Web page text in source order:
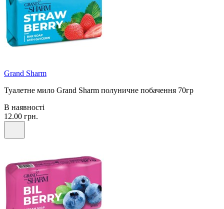
Grand Sharm
Туалетне мило Grand Sharm полуничне побачення 70гр
В наявності
12.00 грн.